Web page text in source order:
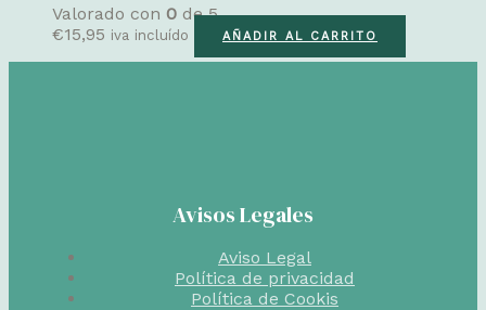
Valorado con 0 de 5
€15,95 iva incluído AÑADIR AL CARRITO
Avisos Legales
Aviso Legal
Política de privacidad
Política de Cookis